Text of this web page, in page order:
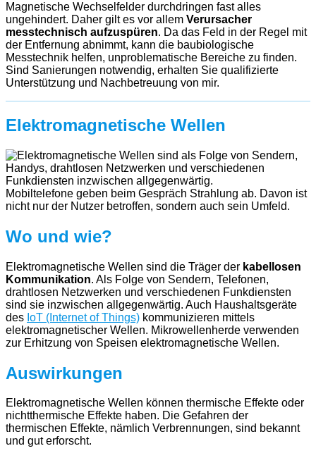
Magnetische Wechselfelder durchdringen fast alles
ungehindert. Daher gilt es vor allem Verursacher
messtechnisch aufzuspüren. Da das Feld in der Regel mit
der Entfernung abnimmt, kann die baubiologische
Messtechnik helfen, unproblematische Bereiche zu finden.
Sind Sanierungen notwendig, erhalten Sie qualifizierte
Unterstützung und Nachbetreuung von mir.
Elektromagnetische Wellen
Mobiltelefone geben beim Gespräch Strahlung ab. Davon ist
nicht nur der Nutzer betroffen, sondern auch sein Umfeld.
Wo und wie?
Elektromagnetische Wellen sind die Träger der kabellosen
Kommunikation. Als Folge von Sendern, Telefonen,
drahtlosen Netzwerken und verschiedenen Funkdiensten
sind sie inzwischen allgegenwärtig. Auch Haushaltsgeräte
des IoT (Internet of Things) kommunizieren mittels
elektromagnetischer Wellen. Mikrowellenherde verwenden
zur Erhitzung von Speisen elektromagnetische Wellen.
Auswirkungen
Elektromagnetische Wellen können thermische Effekte oder
nichtthermische Effekte haben. Die Gefahren der
thermischen Effekte, nämlich Verbrennungen, sind bekannt
und gut erforscht.